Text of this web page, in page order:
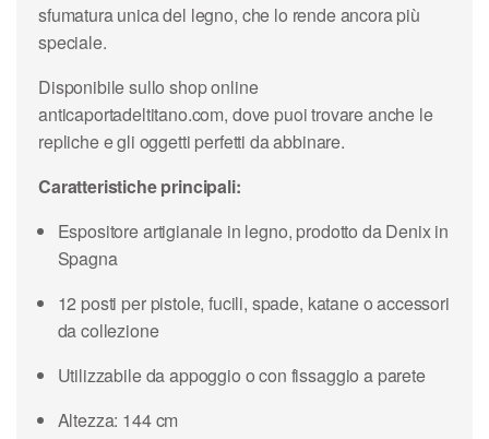
sfumatura unica del legno, che lo rende ancora più
speciale.
Disponibile sullo shop online
anticaportadeltitano.com, dove puoi trovare anche le
repliche e gli oggetti perfetti da abbinare.
Caratteristiche principali:
Espositore artigianale in legno, prodotto da Denix in
Spagna
12 posti per pistole, fucili, spade, katane o accessori
da collezione
Utilizzabile da appoggio o con fissaggio a parete
Altezza: 144 cm